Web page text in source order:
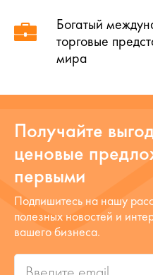
Богатый
торговые
мира
Получайте
ценовые
первыми
Подпишитесь на нашу
полезных новостей и
вашего бизнеса.